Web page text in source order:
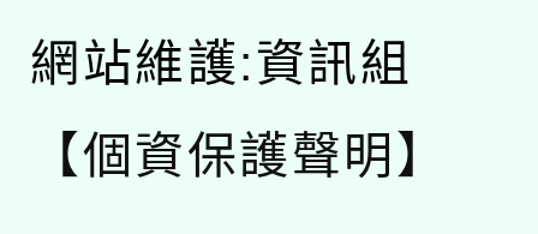
網站維護:資訊組
【個資保護聲明】